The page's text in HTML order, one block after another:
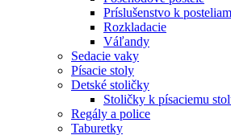
Príslušenstvo k posteliam
Rozkladacie
Váľandy
Sedacie vaky
Písacie stoly
Detské stoličky
Stoličky k písaciemu
Regály a police
Taburetky